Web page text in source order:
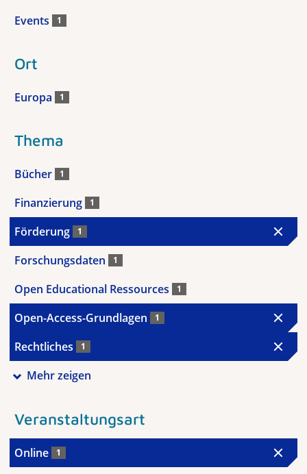
Events 1
Ort
Europa 1
Thema
Bücher 1
Finanzierung 1
Förderung 1
Forschungsdaten 1
Open Educational Ressources 1
Open-Access-Grundlagen 1
Rechtliches 1
Mehr zeigen
Veranstaltungsart
Online 1